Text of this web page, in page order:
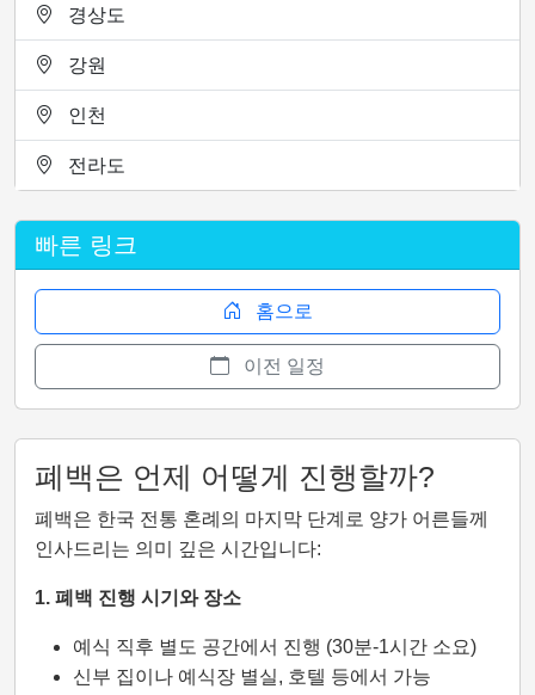
경상도
강원
인천
전라도
빠른 링크
홈으로
이전 일정
폐백은 언제 어떻게 진행할까?
폐백은 한국 전통 혼례의 마지막 단계로 양가 어른들께
인사드리는 의미 깊은 시간입니다:
1. 폐백 진행 시기와 장소
예식 직후 별도 공간에서 진행 (30분-1시간 소요)
신부 집이나 예식장 별실, 호텔 등에서 가능